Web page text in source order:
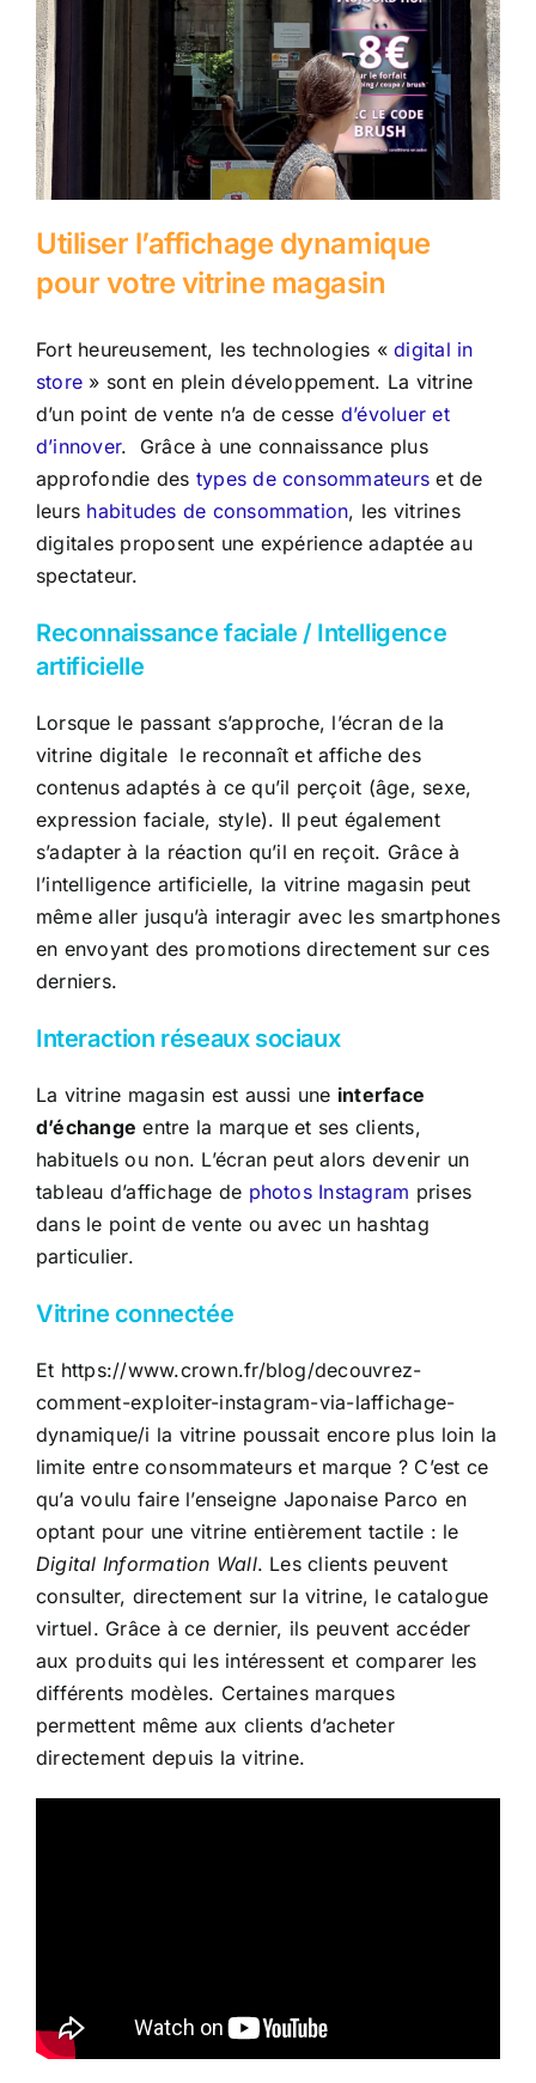
Utiliser l’affichage dynamique
pour votre vitrine magasin
Fort heureusement, les technologies «digital in
store » sont en plein développement. La vitrine
d’un point de vente n’a de cesse d’évoluer et
d’innover. Grâce à une connaissance plus
approfondie des types de consommateurs et de
leurs habitudes de consommation, les vitrines
digitales proposent une expérience adaptée au
spectateur.
Reconnaissance faciale / Intelligence
artificielle
Lorsque le passant s’approche, l’écran de la
vitrine digitale le reconnaît et affiche des
contenus adaptés à ce qu’il perçoit (âge, sexe,
expression faciale, style). Il peut également
s’adapter à la réaction qu’il en reçoit. Grâce à
l’intelligence artificielle, la vitrine magasin peut
même aller jusqu’à interagir avec les smartphones
en envoyant des promotions directement sur ces
derniers.
Interaction réseaux sociaux
La vitrine magasin est aussi une interface
d’échange entre la marque et ses clients,
habituels ou non. L’écran peut alors devenir un
tableau d’affichage de photos Instagram prises
dans le point de vente ou avec un hashtag
particulier.
Vitrine connectée
Et https://www.crown.fr/blog/decouvrez-
comment-exploiter-instagram-via-laffichage-
dynamique/i la vitrine poussait encore plus loin la
limite entre consommateurs et marque ? C’est ce
qu’a voulu faire l’enseigne Japonaise Parco en
optant pour une vitrine entièrement tactile : le
Digital Information Wall. Les clients peuvent
consulter, directement sur la vitrine, le catalogue
virtuel. Grâce à ce dernier, ils peuvent accéder
aux produits qui les intéressent et comparer les
différents modèles. Certaines marques
permettent même aux clients d’acheter
directement depuis la vitrine.